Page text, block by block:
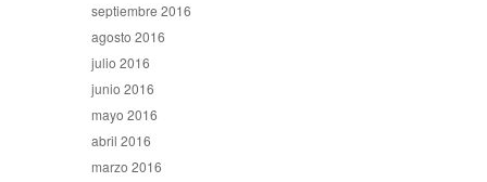
septiembre 2016
agosto 2016
julio 2016
junio 2016
mayo 2016
abril 2016
marzo 2016